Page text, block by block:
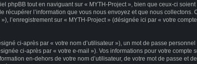
phpBB tout en naviguant sur « MYTH-Project », bien que ceux-ci
l’information que vous nous envoyez et que nous collectons.
l’enregistrement sur « MYTH-Project » (désignée ici par « votre
ci-après par « votre nom d’utilisateur »), un mot de passe
ci-après par « votre e-mail »). Vos informations pour votre compte
en-dehors de votre nom d’utilisateur, de votre mot de passe et